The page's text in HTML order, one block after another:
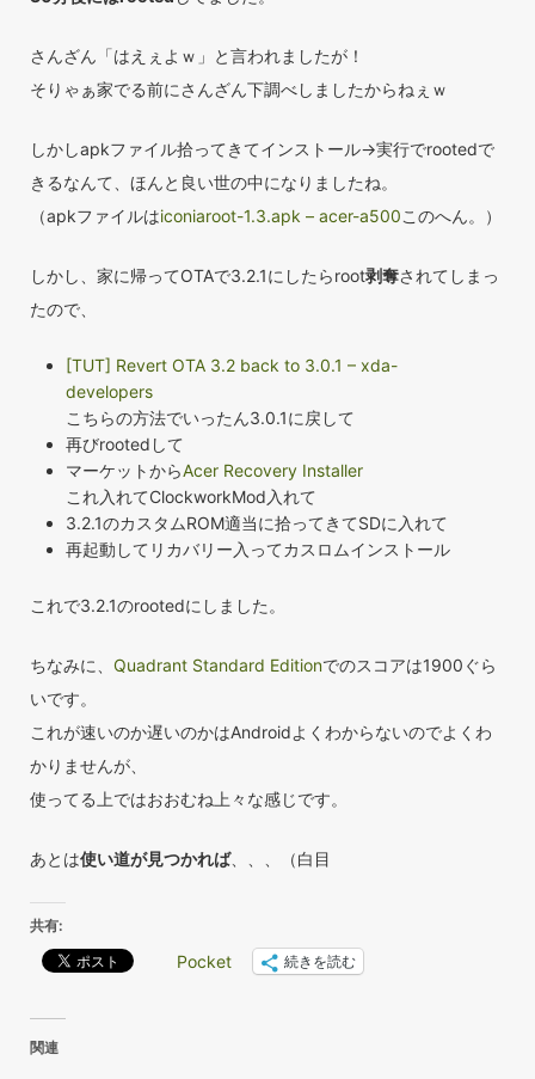
さんざん「はえぇよｗ」と言われましたが！
そりゃぁ家でる前にさんざん下調べしましたからねぇｗ
しかしapkファイル拾ってきてインストール→実行でrootedで
きるなんて、ほんと良い世の中になりましたね。
（apkファイルはiconiaroot-1.3.apk – acer-a500このへん。）
しかし、家に帰ってOTAで3.2.1にしたらroot剥奪されてしまっ
たので、
[TUT] Revert OTA 3.2 back to 3.0.1 – xda-
developers
こちらの方法でいったん3.0.1に戻して
再びrootedして
マーケットからAcer Recovery Installer
これ入れてClockworkMod入れて
3.2.1のカスタムROM適当に拾ってきてSDに入れて
再起動してリカバリー入ってカスロムインストール
これで3.2.1のrootedにしました。
ちなみに、 Quadrant Standard Editionでのスコアは1900ぐら
いです。
これが速いのか遅いのかはAndroidよくわからないのでよくわ
かりませんが、
使ってる上ではおおむね上々な感じです。
あとは使い道が見つかれば、、、（白目
共有:
Pocket 続きを読む
関連